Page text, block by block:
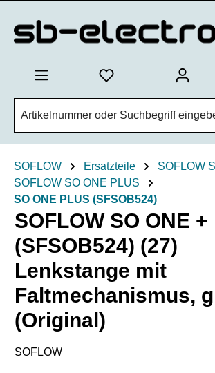
SOFLOW Ersatzteile
SOFLOW
SOFLOW SO ONE PLUS
SO ONE PLUS (SFSOB524)
SOFLOW SO ONE +
(SFSOB524) (27)
Lenkstange mit
Faltmechanismus,
(Original)
SOFLOW